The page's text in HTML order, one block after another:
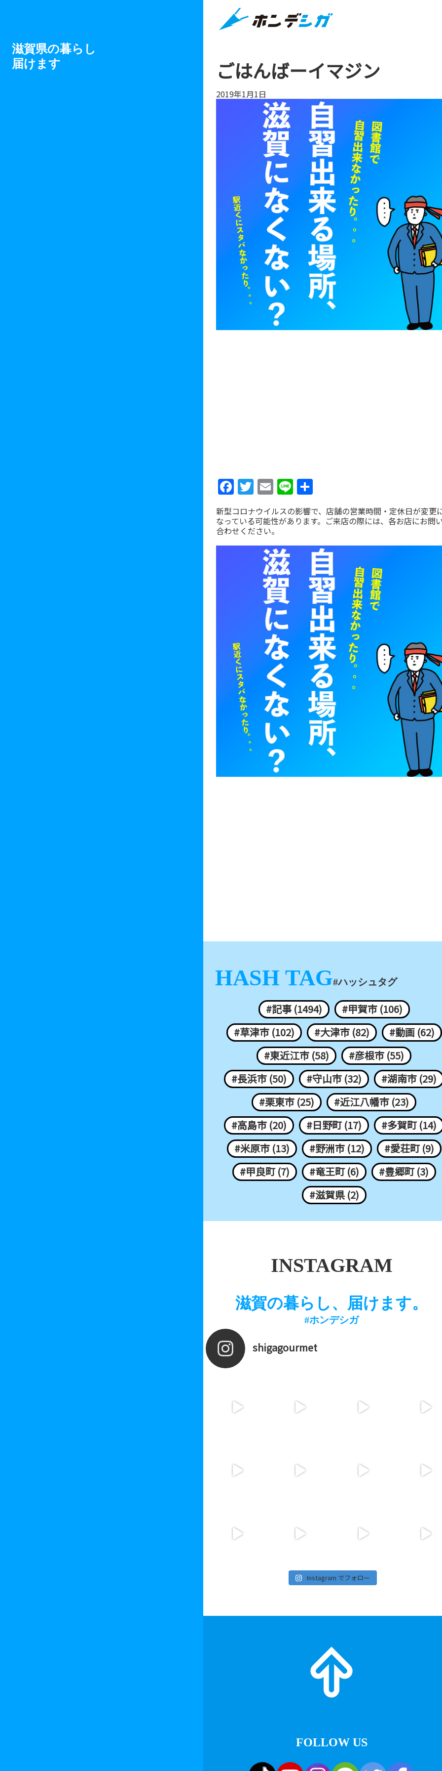
ごはんばーイマジン
2019年1月1日
Facebook
Twitter
Email
Line
有
新型コロナウイルスの影響で、店舗の営業時間・定休日が変更
なっている可能性があります。ご来店の際には、各お店にお問
合わせください。
HASH TAG#ハッシュタグ
#記事 (1494)
#甲賀市 (106)
#草津市 (102)
#大津市 (82)
#動画 (62)
#東近江市 (58)
#彦根市 (55)
#長浜市 (50)
#守山市 (32)
#湖南市 (29)
#栗東市 (25)
#近江八幡市 (23)
#高島市 (20)
#日野町 (17)
#多賀町 (14)
#米原市 (13)
#野洲市 (12)
#愛荘町 (9)
#甲良町 (7)
#竜王町 (6)
#豊郷町 (3)
#滋賀県 (2)
INSTAGRAM
滋賀の暮らし、届けます。
#ホンデシガ
shigagourmet
Instagram でフォロー
FOLLOW US
滋賀県の暮らし
届けます